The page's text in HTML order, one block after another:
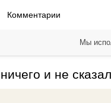
Комментарии
и не
Мы